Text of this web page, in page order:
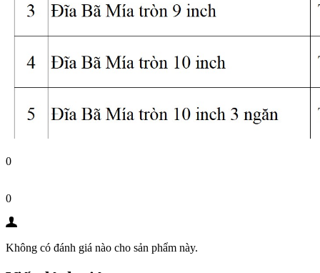
0
0
Không có đánh giá nào cho sản phẩm này.